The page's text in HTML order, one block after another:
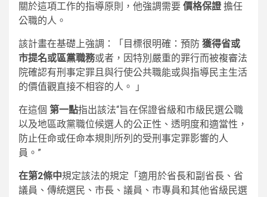
關於這項工作的指導原則，他強調需要 價格保證 擔任
公職的人。
該計畫在基礎上強調：「目標很明確：預防 獲得省或
市提名或區黨職務或者，因特別嚴重的罪行而被複審法
院確認有刑事定罪且與行使公共職能或與指導民主生活
的價值觀直接不相容的人。 」
在這個 第一點指出該法“旨在保證省級和市級民選公職
以及地區政黨職位候選人的公正性、透明度和適當性，
防止任命或任命本規則所列的受刑事定罪影響的人
員。”
在第2條中規定該法的規定「適用於省長和副省長、省
議員、傳統選民、市長、議員、市專員和其他省級民選